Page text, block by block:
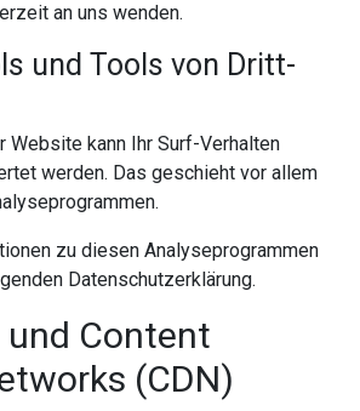
an uns wenden.
und Tools von Dritt­
Website kann Ihr Surf-Verhalten
werden. Das geschieht vor allem
zu diesen Analyseprogrammen
Datenschutzerklärung.
Content
(CDN)